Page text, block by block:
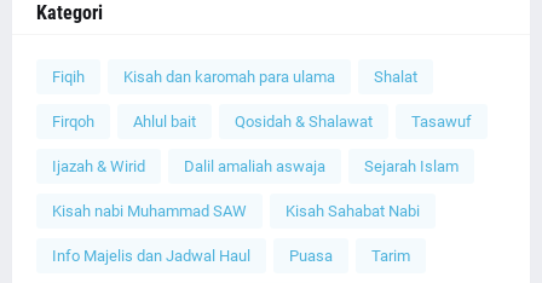
Kategori
Fiqih Kisah dan karomah para ulama Shalat
Firqoh Ahlul bait Qosidah & Shalawat Tasawuf
Ijazah & Wirid Dalil amaliah aswaja Sejarah Islam
Kisah nabi Muhammad SAW Kisah Sahabat Nabi
Info Majelis dan Jadwal Haul Puasa Tarim